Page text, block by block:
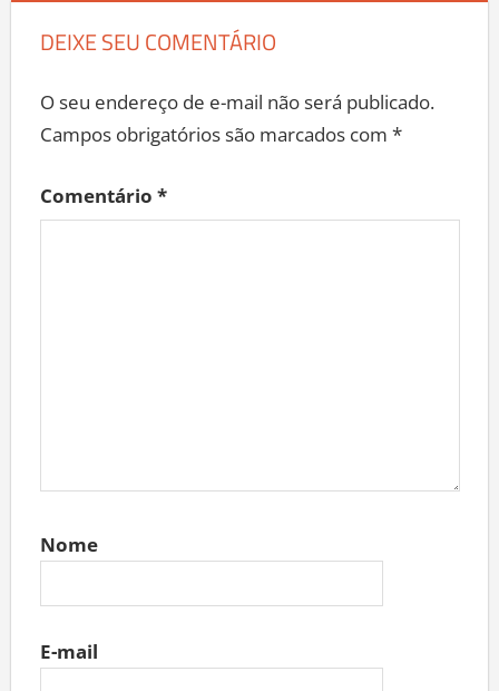
DEIXE SEU COMENTÁRIO
O seu endereço de e-mail não será publicado.
Campos obrigatórios são marcados com *
Comentário *
Nome
E-mail